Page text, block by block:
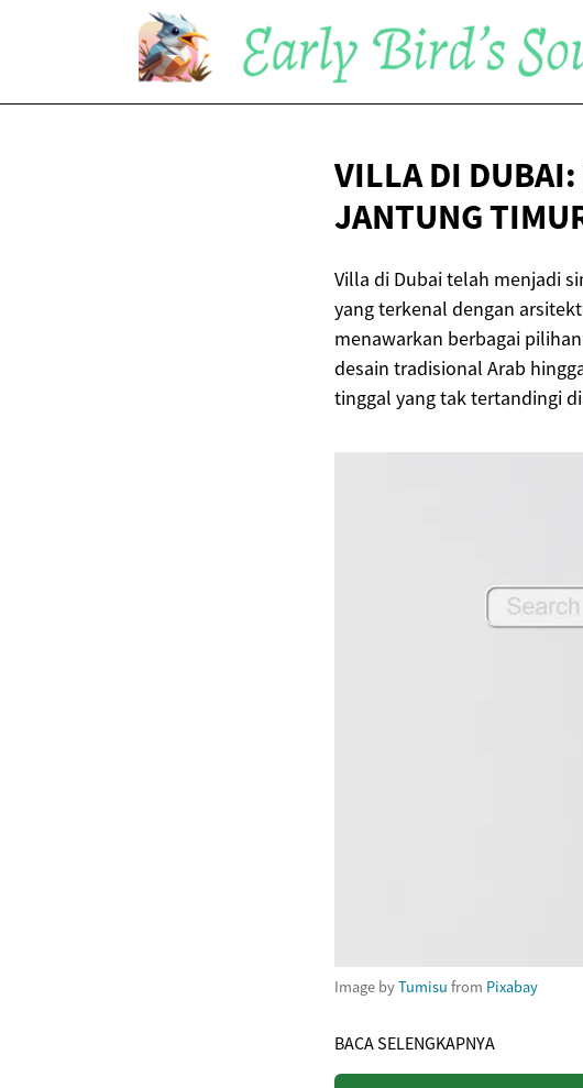
VILLA DI
JANTUNG
Villa di Dubai telah menjadi
yang terkenal dengan
menawarkan berbagai
desain tradisional Arab
tinggal yang tak tertandingi
Image byTumisu from Pixabay
BACA SELENGKAPNYA